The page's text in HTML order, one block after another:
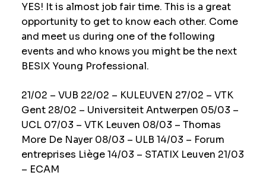
YES! It is almost job fair time. This is a great
opportunity to get to know each other. Come
and meet us during one of the following
events and who knows you might be the next
BESIX Young Professional.
21/02 – VUB 22/02 – KULEUVEN 27/02 – VTK
Gent 28/02 – Universiteit Antwerpen 05/03 –
UCL 07/03 – VTK Leuven 08/03 – Thomas
More De Nayer 08/03 – ULB 14/03 – Forum
entreprises Liège 14/03 – STATIX Leuven 21/03
– ECAM